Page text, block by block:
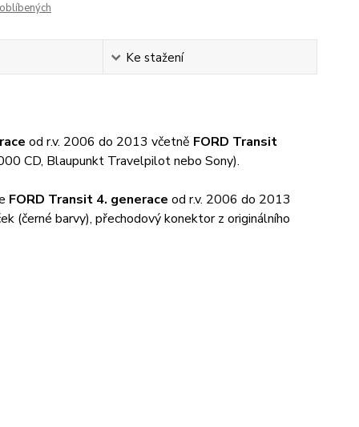
Ke stažení
od r.v. 2006 do 2013 včetně FORD Transit
CD, Blaupunkt Travelpilot nebo Sony).
FORD Transit 4. generace od r.v. 2006 do 2013
(černé barvy), přechodový konektor z originálního